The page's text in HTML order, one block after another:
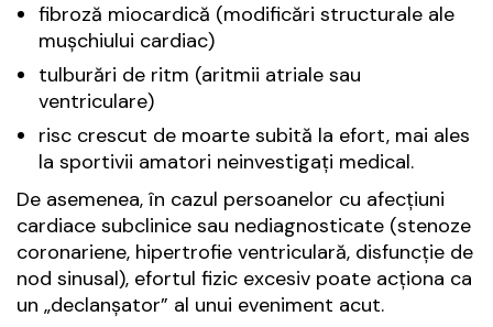
fibroză miocardică (modificări structurale ale
mușchiului cardiac)
tulburări de ritm (aritmii atriale sau
ventriculare)
risc crescut de moarte subită la efort, mai ales
la sportivii amatori neinvestigați medical.
De asemenea, în cazul persoanelor cu afecțiuni
cardiace subclinice sau nediagnosticate (stenoze
coronariene, hipertrofie ventriculară, disfuncție de
nod sinusal), efortul fizic excesiv poate acționa ca
un „declanșator” al unui eveniment acut.